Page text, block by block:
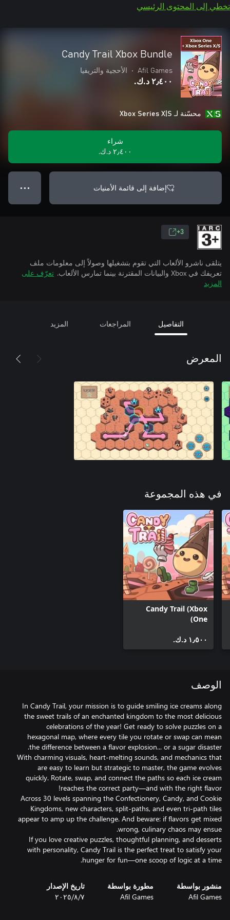
تخطي إلى المحتوى الرئيسي
Candy Trail Xbox Bundle
Afil Games
• الأحجية والتريفيا
٢٫٤٠٠ د.ك.‏
محسّنة لـ Xbox Series X|S
شراء
٢٫٤٠٠ د.ك.‏
إضافة إلى قائمة الأمنيات ● ● ●
3+
يتلقى ناشرو الألعاب التي تقوم بتشغيلها وصولاً إلى معلومات ملف
تعريفك في Xbox والبيانات المقترنة بينما تمارس الألعاب.
تعرّف على
المزيد
التفاصيل المراجعات المزيد
المعرض
في هذه المجموعة
Candy Trail (Xbox
One)
١٫٥٠٠ د.ك.‏
الوصف
In Candy Trail, your mission is to guide smiling ice creams along
the sweet trails of an enchanted kingdom to the most delicious
celebrations of the year! Get ready to solve puzzles on a
hexagonal map, where every tile you rotate or swap can mean
With charming visuals, heart-melting sounds, and mechanics that
are easy to learn but strategic to master, the game evolves
quickly. Rotate, swap, and connect the paths so each ice cream
Across 30 levels spanning the Confectionery, Candy, and Cookie
Kingdoms, new characters, split-paths, and even tri-path tiles
appear to amp up the challenge. And beware: if flavors get mixed
If you love creative puzzles, thoughtful planning, and desserts
with personality, Candy Trail is the perfect treat to satisfy your
hunger for fun—one scoop of logic at a time.
منشور بواسطة
Afil Games
مطورة بواسطة
Afil Games
تاريخ الإصدار
٧‏/٨‏/٢٠٢٥